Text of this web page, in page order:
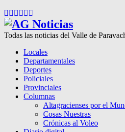
Facebook
Twitter
Instagram
Pinterest
Google
Todas las noticias del Valle de
Locales
Departamentales
Deportes
Policiales
Provinciales
Columnas
Altagracienses por el
Cosas Nuestras
Crónicas al Voleo